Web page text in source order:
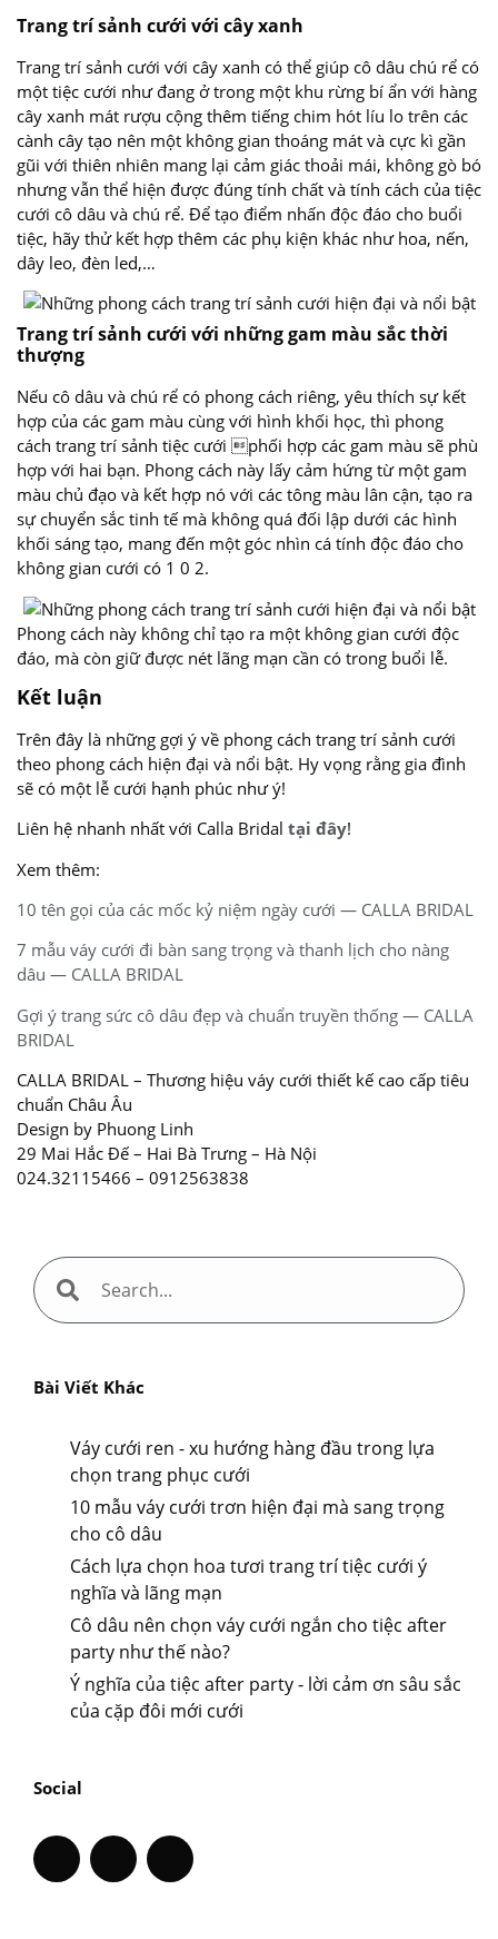
Trang trí sảnh cưới với cây xanh
Trang trí sảnh cưới với cây xanh có thể giúp cô dâu chú rể có
một tiệc cưới như đang ở trong một khu rừng bí ẩn với hàng
cây xanh mát rượu cộng thêm tiếng chim hót líu lo trên các
cành cây tạo nên một không gian thoáng mát và cực kì gần
gũi với thiên nhiên mang lại cảm giác thoải mái, không gò bó
nhưng vẫn thể hiện được đúng tính chất và tính cách của tiệc
cưới cô dâu và chú rể. Để tạo điểm nhấn độc đáo cho buổi
tiệc, hãy thử kết hợp thêm các phụ kiện khác như hoa, nến,
dây leo, đèn led,…
Trang trí sảnh cưới với những gam màu sắc thời
thượng
Nếu cô dâu và chú rể có phong cách riêng, yêu thích sự kết
hợp của các gam màu cùng với hình khối học, thì phong
cách trang trí sảnh tiệc cưới phối hợp các gam màu sẽ phù
hợp với hai bạn. Phong cách này lấy cảm hứng từ một gam
màu chủ đạo và kết hợp nó với các tông màu lân cận, tạo ra
sự chuyển sắc tinh tế mà không quá đối lập dưới các hình
khối sáng tạo, mang đến một góc nhìn cá tính độc đáo cho
không gian cưới có 1 0 2.
Phong cách này không chỉ tạo ra một không gian cưới độc
đáo, mà còn giữ được nét lãng mạn cần có trong buổi lễ.
Kết luận
Trên đây là những gợi ý về phong cách trang trí sảnh cưới
theo phong cách hiện đại và nổi bật. Hy vọng rằng gia đình
sẽ có một lễ cưới hạnh phúc như ý!
Liên hệ nhanh nhất với Calla Bridal tại đây!
Xem thêm:
10 tên gọi của các mốc kỷ niệm ngày cưới — CALLA BRIDAL
7 mẫu váy cưới đi bàn sang trọng và thanh lịch cho nàng
dâu — CALLA BRIDAL
Gợi ý trang sức cô dâu đẹp và chuẩn truyền thống — CALLA
BRIDAL
CALLA BRIDAL – Thương hiệu váy cưới thiết kế cao cấp tiêu
chuẩn Châu Âu
Design by Phuong Linh
29 Mai Hắc Đế – Hai Bà Trưng – Hà Nội
024.32115466 – 0912563838
Bài Viết Khác
Váy cưới ren - xu hướng hàng đầu trong lựa
chọn trang phục cưới
10 mẫu váy cưới trơn hiện đại mà sang trọng
cho cô dâu
Cách lựa chọn hoa tươi trang trí tiệc cưới ý
nghĩa và lãng mạn
Cô dâu nên chọn váy cưới ngắn cho tiệc after
party như thế nào?
Ý nghĩa của tiệc after party - lời cảm ơn sâu sắc
của cặp đôi mới cưới
Social